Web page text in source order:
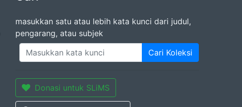
masukkan satu atau lebih kata kunci dari judul,
pengarang, atau subjek
Cari Koleksi
Donasi untuk SLiMS